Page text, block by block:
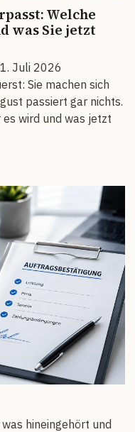
Welche
was Sie jetzt
Juli 2026
Sie machen sich
passiert gar nichts.
wird und was jetzt
hineingehört und